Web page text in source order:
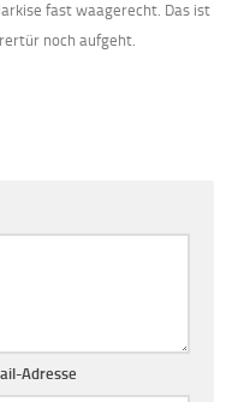
fast waagerecht. Das ist
noch aufgeht.
Adresse